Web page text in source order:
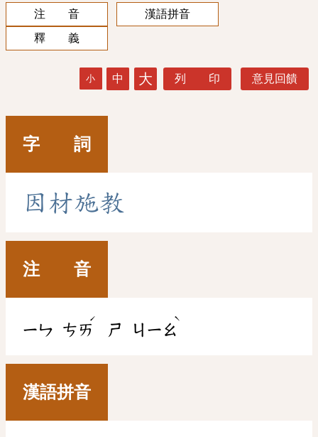
注 音
漢語拼音
釋 義
小 中 大 列 印 意見回饋
字 詞
因材施教
注 音
ㄧㄣ ㄘㄞ
ˊ
ㄕ ㄐㄧㄠ
ˋ
漢語拼音